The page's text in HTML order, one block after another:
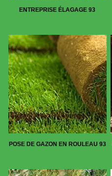
ENTREPRISE ÉLAGAGE 93
POSE DE GAZON EN ROULEAU 93